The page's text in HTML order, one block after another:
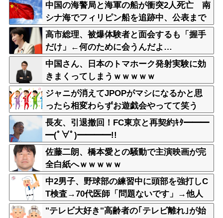
中国の海警局と海軍の船が衝突2人死亡 南
シナ海でフィリピン船を追跡中、公表まで
に1年
高市総理、被爆体験者と面会するも「握手
だけ」←何のために会うんだよ…
中国さん、日本のトマホーク発射実験に効
きまくってしまうｗｗｗｗｗ
ジャニが消えてJPOPがマシになるかと思
ったら相変わらずお遊戯会やってて笑う
長友、引退撤回！FC東京と再契約ｷﾀ━━━
━(ﾟ∀ﾟ)━━━━!!
佐藤二朗、橋本愛との騒動で主演映画が完
全白紙へｗｗｗｗｗ
中2男子、野球部の練習中に頭部を強打しC
T検査→70代医師「問題ないです」→他人
のCT画像で中学生死亡
"テレビ大好き"高齢者の｢テレビ離れ｣が始